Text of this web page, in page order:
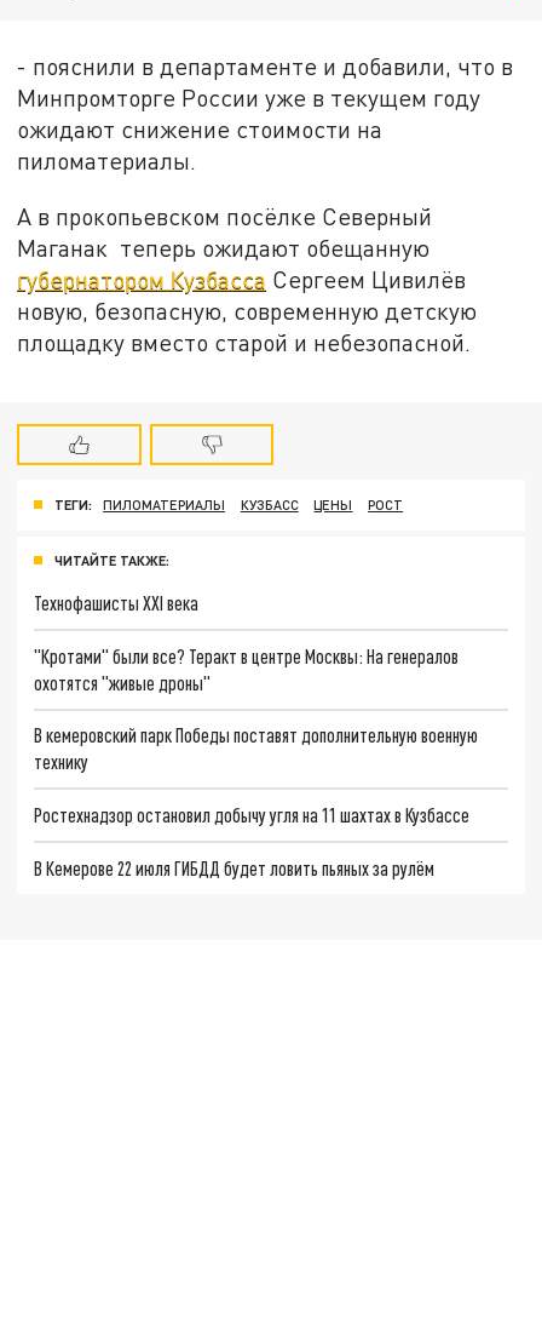
- пояснили в департаменте и добавили, что в
Минпромторге России уже в текущем году
ожидают снижение стоимости на
пиломатериалы.
А в прокопьевском посёлке Северный
Маганак теперь ожидают обещанную
губернатором Кузбасса Сергеем Цивилёв
новую, безопасную, современную детскую
площадку вместо старой и небезопасной.
ТЕГИ: ПИЛОМАТЕРИАЛЫ КУЗБАСС ЦЕНЫ РОСТ
ЧИТАЙТЕ ТАКЖЕ:
Технофашисты XXI века
"Кротами" были все? Теракт в центре Москвы: На генералов
охотятся "живые дроны"
В кемеровский парк Победы поставят дополнительную военную
технику
Ростехнадзор остановил добычу угля на 11 шахтах в Кузбассе
В Кемерове 22 июля ГИБДД будет ловить пьяных за рулём